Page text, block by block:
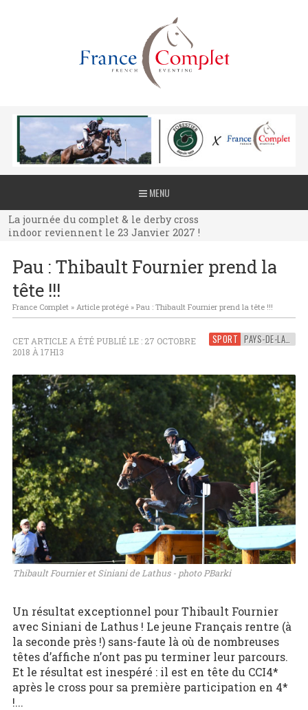
MENU
La journée du complet & le derby cross
indoor reviennent le 23 Janvier 2027 !
La journée du complet & le derby cross
indoor reviennent le 23 Janvier 2027 !
indoor reviennent le 23 Janvier 2027 !
Pau : Thibault Fournier prend la
tête !!!
France Complet» Article protégé» Pau : Thibault Fournier prend la tête !!!
SPORT PAYS-DE-LA-LOIRE
CET ARTICLE A ÉTÉ PUBLIÉ LE : 27 OCTOBRE
2018 À 17H13
Thibault Fournier et Siniani de Lathus - photo PBarki
Un résultat exceptionnel pour Thibault Fournier
avec Siniani de Lathus ! Le jeune Français rentre (à
la seconde près !) sans-faute là où de nombreuses
têtes d’affiche n’ont pas pu terminer leur parcours.
Et le résultat est inespéré : il est en tête du CCI4*
après le cross pour sa première participation en 4*
!...